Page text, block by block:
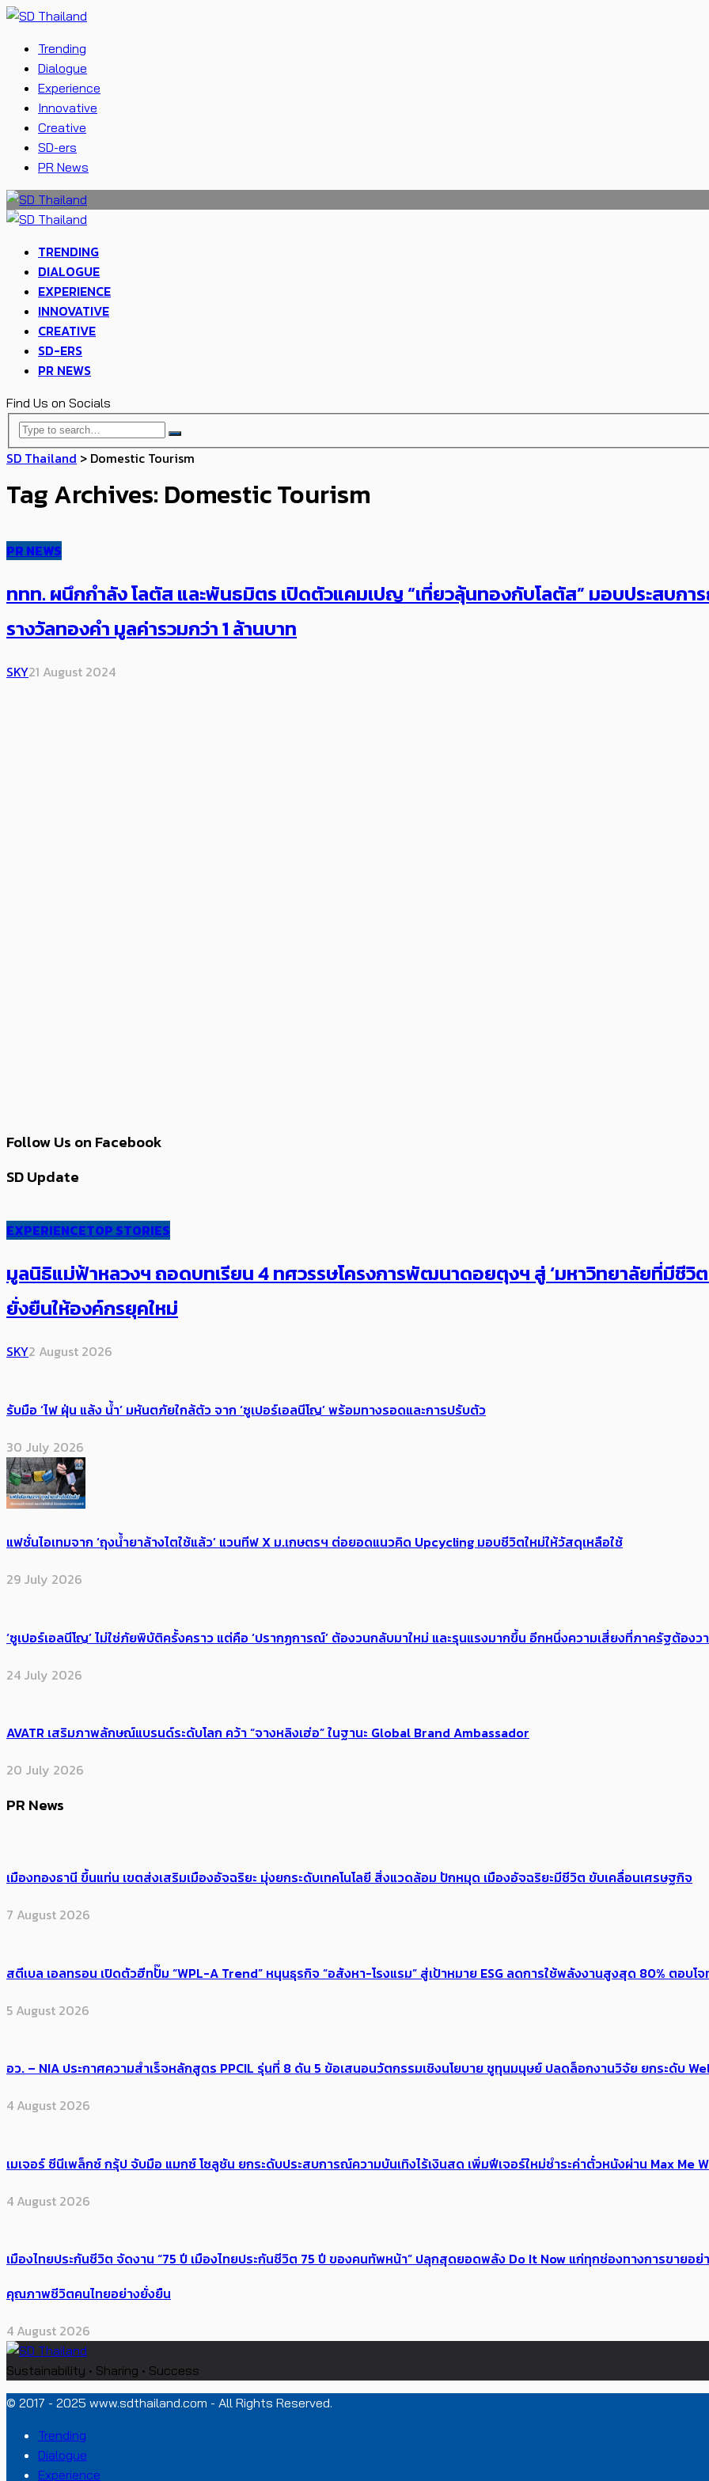
Trending
Dialogue
Experience
Innovative
Creative
SD-ers
PR News
TRENDING
DIALOGUE
EXPERIENCE
INNOVATIVE
CREATIVE
SD-ERS
PR NEWS
Find Us on Socials
SD Thailand > Domestic Tourism
Tag Archives: Domestic Tourism
PR NEWS
ททท. ผนึกกำลัง โลตัส และพันธมิตร เปิดตัวแคมเปญ “เที่ยวลุ้นทองกับโลตัส” มอบประสบก
รางวัลทองคำ มูลค่ารวมกว่า 1 ล้านบาท
SKY21 August 2024
Follow Us on Facebook
SD Update
EXPERIENCETOP STORIES
มูลนิธิแม่ฟ้าหลวงฯ ถอดบทเรียน 4 ทศวรรษโครงการพัฒนาดอยตุงฯ สู่ ‘มหาวิทยาลัยที่มีชี
ยั่งยืนให้องค์กรยุคใหม่
SKY2 August 2026
รับมือ ‘ไฟ ฝุ่น แล้ง น้ำ’ มหันตภัยใกล้ตัว จาก ‘ซูเปอร์เอลนีโญ’ พร้อมทางรอดและการปรับตัว
30 July 2026
แฟชั่นไอเทมจาก ‘ถุงน้ำยาล้างไตใช้แล้ว’ แวนทีฟ X ม.เกษตรฯ ต่อยอดแนวคิด Upcycling มอบชีวิตใหม่ให้วัสดุเหลือใช้
29 July 2026
‘ซูเปอร์เอลนีโญ’ ไม่ใช่ภัยพิบัติครั้งคราว แต่คือ ‘ปรากฏการณ์’ ​ต้อง​วนกลับมาใหม่ และรุนแรงมากขึ้น อีกหนึ่งความเสี่ยงที่ภาครัฐต้อง
24 July 2026
AVATR เสริมภาพลักษณ์แบรนด์ระดับโลก คว้า “จางหลิงเฮ่อ” ในฐานะ Global Brand Ambassador
20 July 2026
PR News
เมืองทองธานี ขึ้นแท่น เขตส่งเสริมเมืองอัจฉริยะ มุ่งยกระดับเทคโนโลยี สิ่งแวดล้อม ปักหมุด เมืองอัจฉริยะมีชีวิต ขับเคลื่อนเศรษฐกิจ
7 August 2026
สตีเบล เอลทรอน เปิดตัวฮีทปั๊ม “WPL-A Trend” หนุนธุรกิจ “อสังหา-โรงแรม” สู่เป้าหมาย ESG ลดการใช้พลังงานสูงสุด 80% ตอบโ
5 August 2026
อว. – NIA ประกาศความสำเร็จหลักสูตร PPCIL รุ่นที่ 8 ดัน 5 ข้อเสนอนวัตกรรมเชิงนโยบาย ชูทุนมนุษย์ ปลดล็อกงานวิจัย ยกระดับ
4 August 2026
เมเจอร์ ซีนีเพล็กซ์ กรุ้ป จับมือ แมกซ์ โซลูชัน ยกระดับประสบการณ์ความบันเทิงไร้เงินสด เพิ่มฟีเจอร์ใหม่ชำระค่าตั๋วหนังผ่าน Max
4 August 2026
เมืองไทยประกันชีวิต จัดงาน “75 ปี เมืองไทยประกันชีวิต 75 ปี ของคนทัพหน้า” ปลุกสุดยอดพลัง Do It Now แก่ทุกช่องทางการขาย
คุณภาพชีวิตคนไทยอย่างยั่งยืน
4 August 2026
Sustainability • Sharing • Success
© 2017 - 2025 www.sdthailand.com - All Rights Reserved.
Trending
Dialogue
Experience